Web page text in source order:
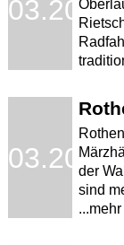
der
sind
...mehr